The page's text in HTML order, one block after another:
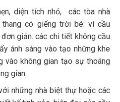
diện tích nhỏ, các tòa nhà
có giếng trời bé: vì cầu
giản. các chi tiết không cầu
ánh sáng vào tạo những khe
vào không gian tạo sự thoáng
gian.
những nhà biệt thự hoặc các